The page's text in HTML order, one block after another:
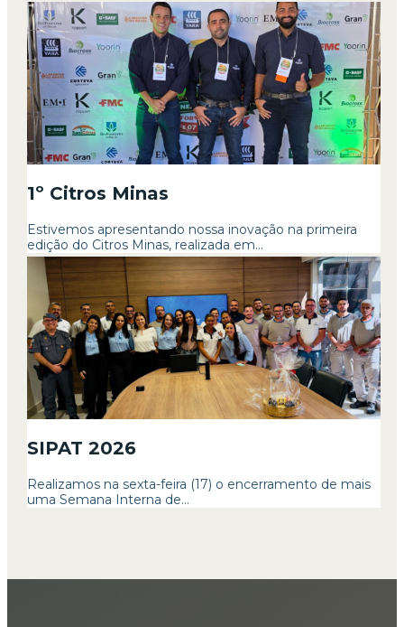
1º Citros Minas
Estivemos apresentando nossa inovação na primeira
edição do Citros Minas, realizada em...
SIPAT 2026
Realizamos na sexta-feira (17) o encerramento de mais
uma Semana Interna de...